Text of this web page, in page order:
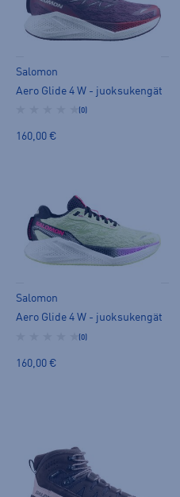
Salomon
Aero Glide 4 W - juoksukengät
(0)
160,00 €
Salomon
Aero Glide 4 W - juoksukengät
(0)
160,00 €